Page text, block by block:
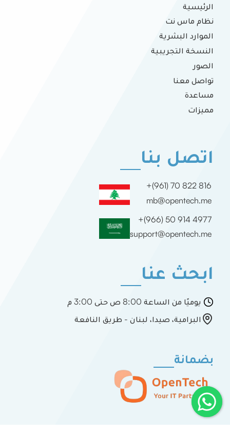
الرئيسية
نظام ماس نت
الموارد البشرية
النسخة التجريبية
الصور
تواصل معنا
مساعدة
مميزات
اتصل بنا
+(961) 70 822 816
mb@opentech.me
+(966) 50 914 4977
support@opentech.me
ابحث عنا
يوميًا من الساعة 8:00 ص حتى 3:00 م
البرامية، صيدا، لبنان - طريق النافعة
بضمانة